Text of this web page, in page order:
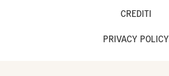
CREDITI
PRIVACY POLICY